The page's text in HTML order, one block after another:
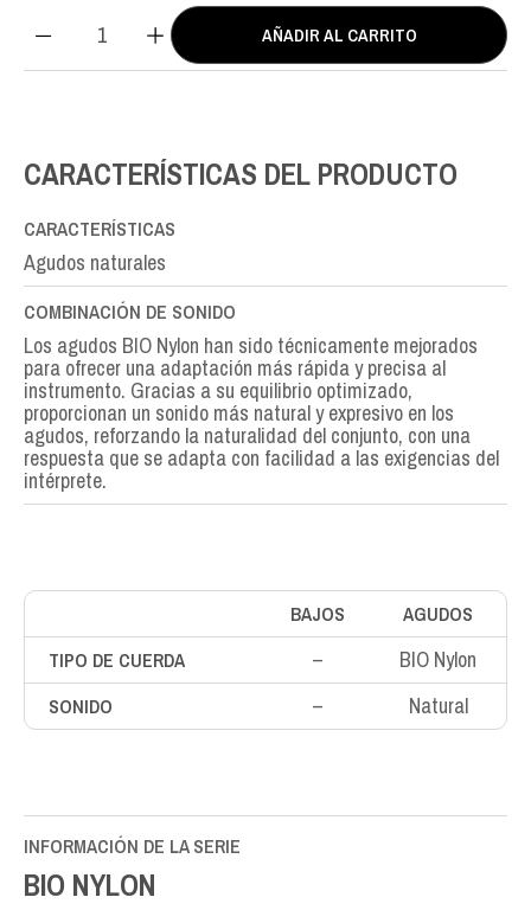
Nylon
AÑADIR AL CARRITO
CARACTERÍSTICAS DEL PRODUCTO
CARACTERÍSTICAS
Agudos naturales
COMBINACIÓN DE SONIDO
Los agudos BIO Nylon han sido técnicamente mejorados
para ofrecer una adaptación más rápida y precisa al
instrumento. Gracias a su equilibrio optimizado,
proporcionan un sonido más natural y expresivo en los
agudos, reforzando la naturalidad del conjunto, con una
respuesta que se adapta con facilidad a las exigencias del
intérprete.
BAJOS
AGUDOS
TIPO DE CUERDA
– BIO Nylon
SONIDO – Natural
INFORMACIÓN DE LA SERIE
BIO NYLON